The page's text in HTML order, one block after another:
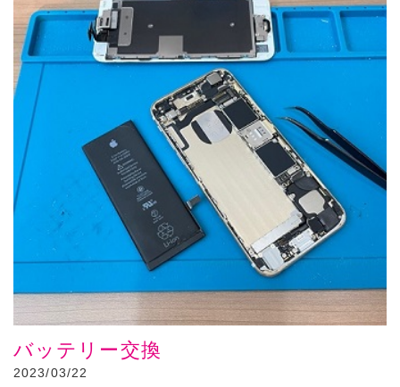
バッテリー交換
2023/03/22